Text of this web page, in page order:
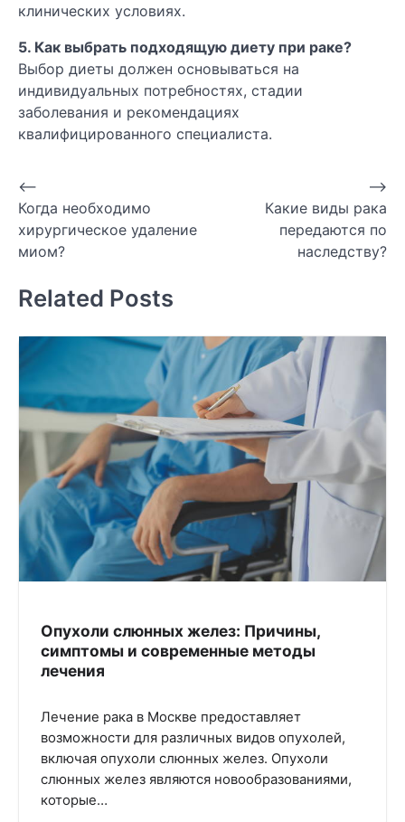
клинических условиях.
5. Как выбрать подходящую диету при раке?
Выбор диеты должен основываться на
индивидуальных потребностях, стадии
заболевания и рекомендациях
квалифицированного специалиста.
Навигация
по
записям
⟵
Когда необходимо
хирургическое удаление
миом?
Какие виды рака
передаются по
наследству?
⟶
Related Posts
Опухоли слюнных желез: Причины,
симптомы и современные методы
лечения
Лечение рака в Москве предоставляет
возможности для различных видов опухолей,
включая опухоли слюнных желез. Опухоли
слюнных желез являются новообразованиями,
которые…